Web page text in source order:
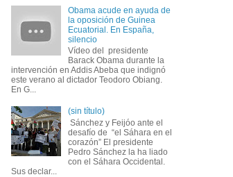
Obama acude en ayuda de
la oposición de Guinea
Ecuatorial. En España,
silencio
Vídeo del presidente
Barack Obama durante la
intervención en Addis Abeba que indignó
este verano al dictador Teodoro Obiang.
En G...
(sin título)
Sánchez y Feijóo ante el
desafío de “el Sáhara en el
corazón” El presidente
Pedro Sánchez la ha liado
con el Sáhara Occidental.
Sus declar...